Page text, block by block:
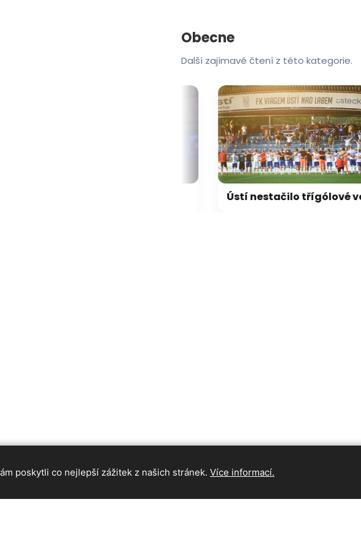
Obecne
Další zajímavé čtení z této kategorie.
Ústí nestačilo třígólové vedení, s Českou Lípou remizovalo. Příbram i Slavia otáčely
poskytli co nejlepší zážitek z našich stránek. Více informací.